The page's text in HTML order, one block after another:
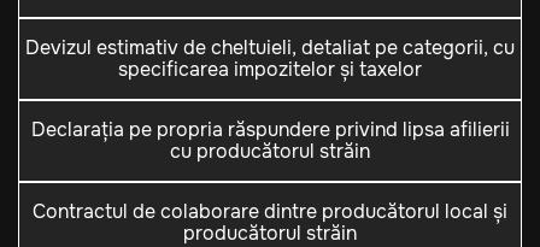
Devizul estimativ de cheltuieli, detaliat pe categorii, cu
specificarea impozitelor și taxelor
Declarația pe propria răspundere privind lipsa afilierii
cu producătorul străin
Contractul de colaborare dintre producătorul local și
producătorul străin